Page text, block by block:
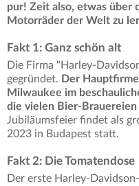
pur! Zeit also, etwas über
Motorräder der Welt zu
Fakt 1: Ganz schön alt
Die Firma "Harley-
gegründet. Der
Milwaukee im
die vielen Bier-
Jubiläumsfeier findet als
2023 in Budapest statt.
Fakt 2: Die Tomatendose
Der erste Harley-